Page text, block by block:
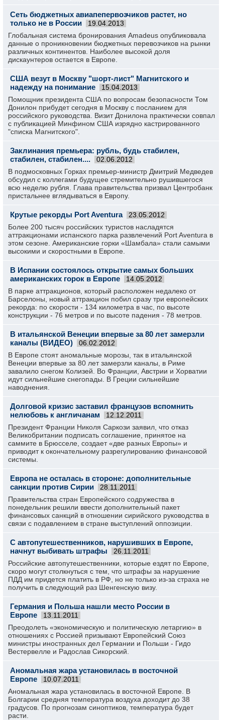
Сеть бюджетных авиапепервозчиков растет, но
только не в России
19.04.2013
Глобальная система бронирования Amadeus опубликовала
данные о проникновении бюджетных перевозчиков на рынки
различных континентов. Наиболее высокой доля
дискаунтеров остается в Европе.
США везут в Москву "шорт-лист" Магнитского и
надежду на понимание
15.04.2013
Помощник президента США по вопросам безопасности Том
Донилон прибудет сегодня в Москву с посланием для
российского руководства. Визит Донилона практически совпал
с публикацией Минфином США изрядно кастрированного
"списка Магнитского".
Заклинания премьера: рубль, будь стабилен,
стабилен, стабилен....
02.06.2012
В подмосковных Горках премьер-министр Дмитрий Медведев
обсудил с коллегами будущее стремительно рушившегося
всю неделю рубля. Глава правительства призвал Центробанк
пристальнее вглядываться в Европу.
Крутые рекорды Port Aventura 23.05.2012
Более 200 тысяч российских туристов насладятся
аттракционами испанского парка развлечений Port Aventura в
этом сезоне. Американские горки «Шамбала» стали самыми
высокими и скоростными в Европе.
В Испании состоялось открытие самых больших
американских горок в Европе
14.05.2012
В парке аттракционов, который расположен недалеко от
Барселоны, новый аттракцион побил сразу три европейских
рекорда: по скорости - 134 километра в час, по высоте
конструкции - 76 метров и по высоте падения - 78 метров.
В итальянской Венеции впервые за 80 лет замерзли
каналы (ВИДЕО)
06.02.2012
В Европе стоят аномальные морозы, так в итальянской
Венеции впервые за 80 лет замерзли каналы, в Риме
завалило снегом Колизей. Во Франции, Австрии и Хорватии
идут сильнейшие снегопады. В Греции сильнейшие
наводнения.
Долговой кризис заставил французов вспомнить
нелюбовь к англичанам
12.12.2011
Президент Франции Николя Саркози заявил, что отказ
Великобритании подписать соглашение, принятое на
саммите в Брюсселе, создает «две разных Европы» и
приводит к окончательному разрегулированию финансовой
системы.
Европа не осталась в стороне: дополнительные
санкции против Сирии
28.11.2011
Правительства стран Европейского содружества в
понедельник решили ввести дополнительный пакет
финансовых санкций в отношении сирийского руководства в
связи с подавлением в стране выступлений оппозиции.
С автопутешественников, нарушивших в Европе,
начнут выбивать штрафы
26.11.2011
Российские автопутешественники, которые ездят по Европе,
скоро могут столкнуться с тем, что штрафы за нарушение
ПДД им придется платить в РФ, но не только из-за страха не
получить в следующий раз Шенгенскую визу.
Германия и Польша нашли место России в
Европе
13.11.2011
Преодолеть «экономическую и политическую летаргию» в
отношениях с Россией призывают Европейский Союз
министры иностранных дел Германии и Польши - Гидо
Вестервелле и Радослав Сикорский.
Аномальная жара установилась в восточной
Европе
10.07.2011
Аномальная жара установилась в восточной Европе. В
Болгарии средняя температура воздуха доходит до 38
градусов. По прогнозам синоптиков, температура будет
расти.